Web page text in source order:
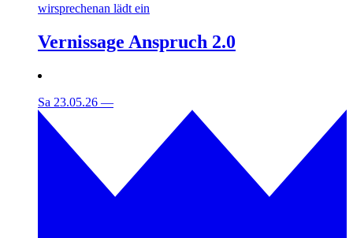
wirsprechenan lädt ein
Vernissage Anspruch 2.0
Sa 23.05.26 —